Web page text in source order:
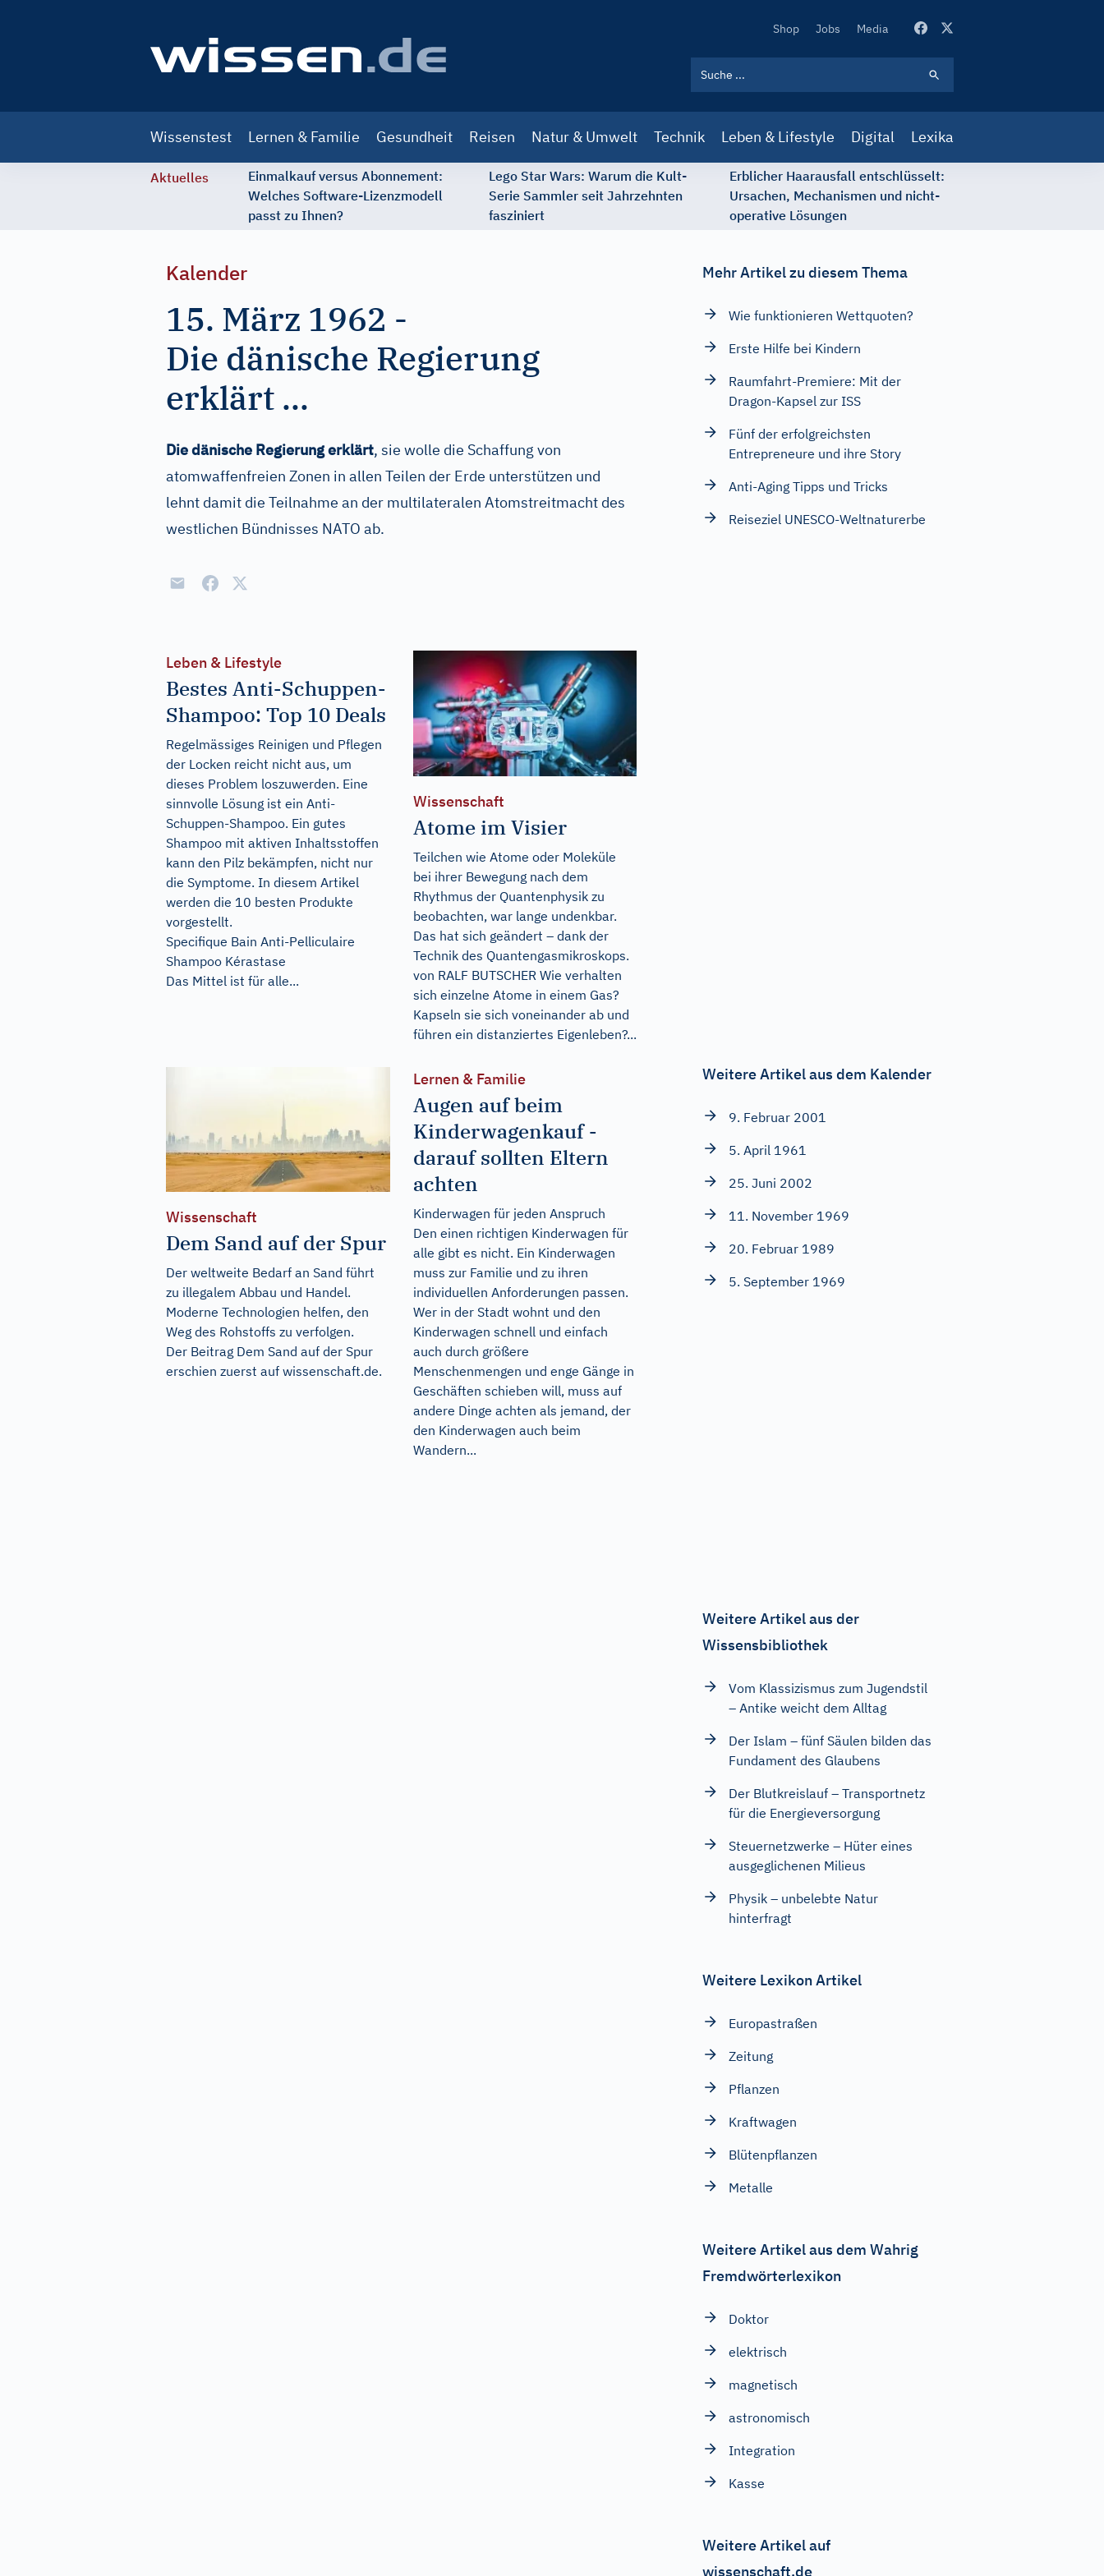
Secondary
Shop Jobs Media
navigation
Wissenstest Lernen & Familie Gesundheit Reisen Natur & Umwelt Technik Leben & Lifestyle Digital Lexika
Aktuelles
Einmalkauf versus Abonnement:
Welches Software-Lizenzmodell
passt zu Ihnen?
Lego Star Wars: Warum die Kult-
Serie Sammler seit Jahrzehnten
fasziniert
Erblicher Haarausfall entschlüsselt:
Ursachen, Mechanismen und nicht-
operative Lösungen
Kalender
15. März 1962 -
Die dänische Regierung
erklärt ...
Die dänische Regierung erklärt, sie wolle die Schaffung von
atomwaffenfreien Zonen in allen Teilen der Erde unterstützen und
lehnt damit die Teilnahme an der multilateralen Atomstreitmacht des
westlichen Bündnisses NATO ab.
Leben & Lifestyle
Bestes Anti-Schuppen-
Shampoo: Top 10 Deals
Regelmässiges Reinigen und Pflegen
der Locken reicht nicht aus, um
dieses Problem loszuwerden. Eine
sinnvolle Lösung ist ein Anti-
Schuppen-Shampoo. Ein gutes
Shampoo mit aktiven Inhaltsstoffen
kann den Pilz bekämpfen, nicht nur
die Symptome. In diesem Artikel
werden die 10 besten Produkte
vorgestellt.
Specifique Bain Anti-Pelliculaire
Shampoo Kérastase
Das Mittel ist für alle...
Wissenschaft
Atome im Visier
Teilchen wie Atome oder Moleküle
bei ihrer Bewegung nach dem
Rhythmus der Quantenphysik zu
beobachten, war lange undenkbar.
Das hat sich geändert – dank der
Technik des Quantengasmikroskops.
von RALF BUTSCHER Wie verhalten
sich einzelne Atome in einem Gas?
Kapseln sie sich voneinander ab und
führen ein distanziertes Eigenleben?...
Wissenschaft
Dem Sand auf der Spur
Der weltweite Bedarf an Sand führt
zu illegalem Abbau und Handel.
Moderne Technologien helfen, den
Weg des Rohstoffs zu verfolgen.
Der Beitrag Dem Sand auf der Spur
erschien zuerst auf wissenschaft.de.
Lernen & Familie
Augen auf beim
Kinderwagenkauf -
darauf sollten Eltern
achten
Kinderwagen für jeden Anspruch
Den einen richtigen Kinderwagen für
alle gibt es nicht. Ein Kinderwagen
muss zur Familie und zu ihren
individuellen Anforderungen passen.
Wer in der Stadt wohnt und den
Kinderwagen schnell und einfach
auch durch größere
Menschenmengen und enge Gänge in
Geschäften schieben will, muss auf
andere Dinge achten als jemand, der
den Kinderwagen auch beim
Wandern...
Mehr Artikel zu diesem Thema
Wie funktionieren Wettquoten?
Erste Hilfe bei Kindern
Raumfahrt-Premiere: Mit der
Dragon-Kapsel zur ISS
Fünf der erfolgreichsten
Entrepreneure und ihre Story
Anti-Aging Tipps und Tricks
Reiseziel UNESCO-Weltnaturerbe
Weitere Artikel aus dem Kalender
9. Februar 2001
5. April 1961
25. Juni 2002
11. November 1969
20. Februar 1989
5. September 1969
Weitere Artikel aus der
Wissensbibliothek
Vom Klassizismus zum Jugendstil
– Antike weicht dem Alltag
Der Islam – fünf Säulen bilden das
Fundament des Glaubens
Der Blutkreislauf – Transportnetz
für die Energieversorgung
Steuernetzwerke – Hüter eines
ausgeglichenen Milieus
Physik – unbelebte Natur
hinterfragt
Weitere Lexikon Artikel
Europastraßen
Zeitung
Pflanzen
Kraftwagen
Blütenpflanzen
Metalle
Weitere Artikel aus dem Wahrig
Fremdwörterlexikon
Doktor
elektrisch
magnetisch
astronomisch
Integration
Kasse
Weitere Artikel auf
wissenschaft.de